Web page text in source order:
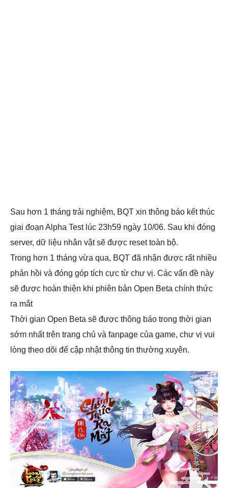
Sau hơn 1 tháng trải nghiệm, BQT xin thông báo kết thúc
giai đoạn Alpha Test lúc 23h59 ngày 10/06. Sau khi đóng
server, dữ liệu nhân vật sẽ được reset toàn bộ.
Trong hơn 1 tháng vừa qua, BQT đã nhận được rất nhiều
phản hồi và đóng góp tích cực từ chư vị. Các vấn đề này
sẽ được hoàn thiện khi phiên bản Open Beta chính thức
ra mắt
Thời gian Open Beta sẽ được thông báo trong thời gian
sớm nhất trên trang chủ và fanpage của game, chư vị vui
lòng theo dõi để cập nhật thông tin thường xuyên.